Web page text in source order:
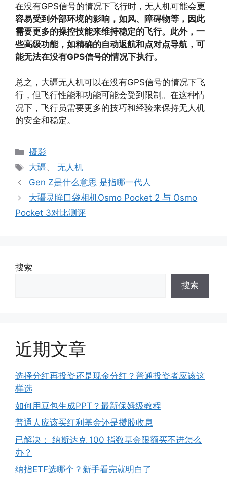
在没有GPS信号的情况下飞行时，无人机可能会更
容易受到外部环境的影响，如风、障碍物等，因此
需要更多的操控技能来维持稳定的飞行。此外，一
些高级功能，如精确的自动返航和点对点导航，可
能无法在没有GPS信号的情况下执行。
总之，大疆无人机可以在没有GPS信号的情况下飞
行，但飞行性能和功能可能会受到限制。在这种情
况下，飞行员需要更多的技巧和经验来保持无人机
的安全和稳定。
分
类
摄影
标
签
大疆、无人机
Gen Z是什么意思 是指哪一代人
大疆灵眸口袋相机Osmo Pocket 2 与 Osmo
Pocket 3对比测评
搜索
搜索
近期文章
选择分红再投资还是现金分红？普通投资者应该这
样选
如何用豆包生成PPT？最新保姆级教程
普通人应该买红利基金还是攒股收息
已解决： 纳斯达克 100 指数基金限额买不进怎么
办？
纳指ETF选哪个？新手看完就明白了